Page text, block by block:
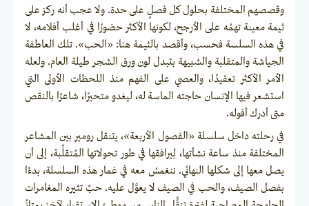
وقصصهم المختلفة بحلول كل فصلٍ على حدة. ولا عجب أنه ركز على
ثيمة معينة تهمُه على الأرجح، لكونها الأكثر حضورًا في أغلب أفلامه، لا
في هذه السلسة فحسب، وأقصد بالثيمة هنا: «الحب». تلك العاطفة
الجياشة والمتقلبة والشبيهة بتبدل لون ورق الشجر طيلة العام. ولعله
الأمر الأكثر تعقيدًا، والعصي على الفهم منذ اللحظات الأولى التي
استشعر فيها الإنسان حاجته الماسة له، ليغدو متحيرًا، شاعرًا بالنقص
متى أدرك أفوله.
في رحلته داخل سلسلة «الفصول الأربعة»، يتنقل رومير بين المشاعر
المختلفة منذ ساعة نشأتها، لِيرافقها في طور تحولاتها المُتقلِّبة، إلى أن
يصل معها إلى شكلها النهائي. ننغمسُ معه في غمار هذه السلسلة، بدءًا
بفصل الصيف، والحب في الصيف لا يعوَّل عليه. حبٌ تثيره المغامرات